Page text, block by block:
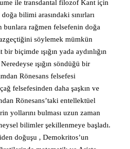
ile transdantal filozof Kant için
bilimi arasındaki sınırları
rağmen felsefenin doğa
söylemek mümkün
biçimde ışığın yada aydınlığın
ışığın söndüğü bir
Rönesans felsefesi
felsefesinden daha şaşkın ve
Rönesans’taki entellektüel
yollarını bulması uzun zaman
bilimler şekillenmeye başladı.
doğuşu , Demokritos’un